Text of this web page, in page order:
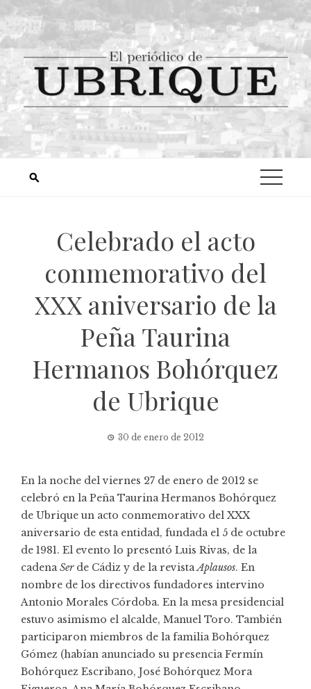
Celebrado el acto
conmemorativo del
XXX aniversario de la
Peña Taurina
Hermanos Bohórquez
de Ubrique
30 de enero de 2012
En la noche del viernes 27 de enero de 2012 se
celebró en la Peña Taurina Hermanos Bohórquez
de Ubrique un acto conmemorativo del XXX
aniversario de esta entidad, fundada el 5 de octubre
de 1981. El evento lo presentó Luis Rivas, de la
cadenaSerde Cádiz y de la revistaAplausos. En
nombre de los directivos fundadores intervino
Antonio Morales Córdoba. En la mesa presidencial
estuvo asimismo el alcalde, Manuel Toro. También
participaron miembros de la familia Bohórquez
Gómez (habían anunciado su presencia Fermín
Bohórquez Escribano, José Bohórquez Mora